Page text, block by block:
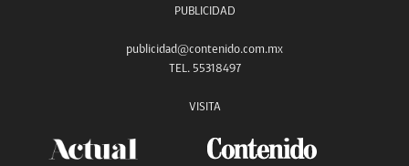
PUBLICIDAD
publicidad@contenido.com.mx
TEL. 55318497
VISITA